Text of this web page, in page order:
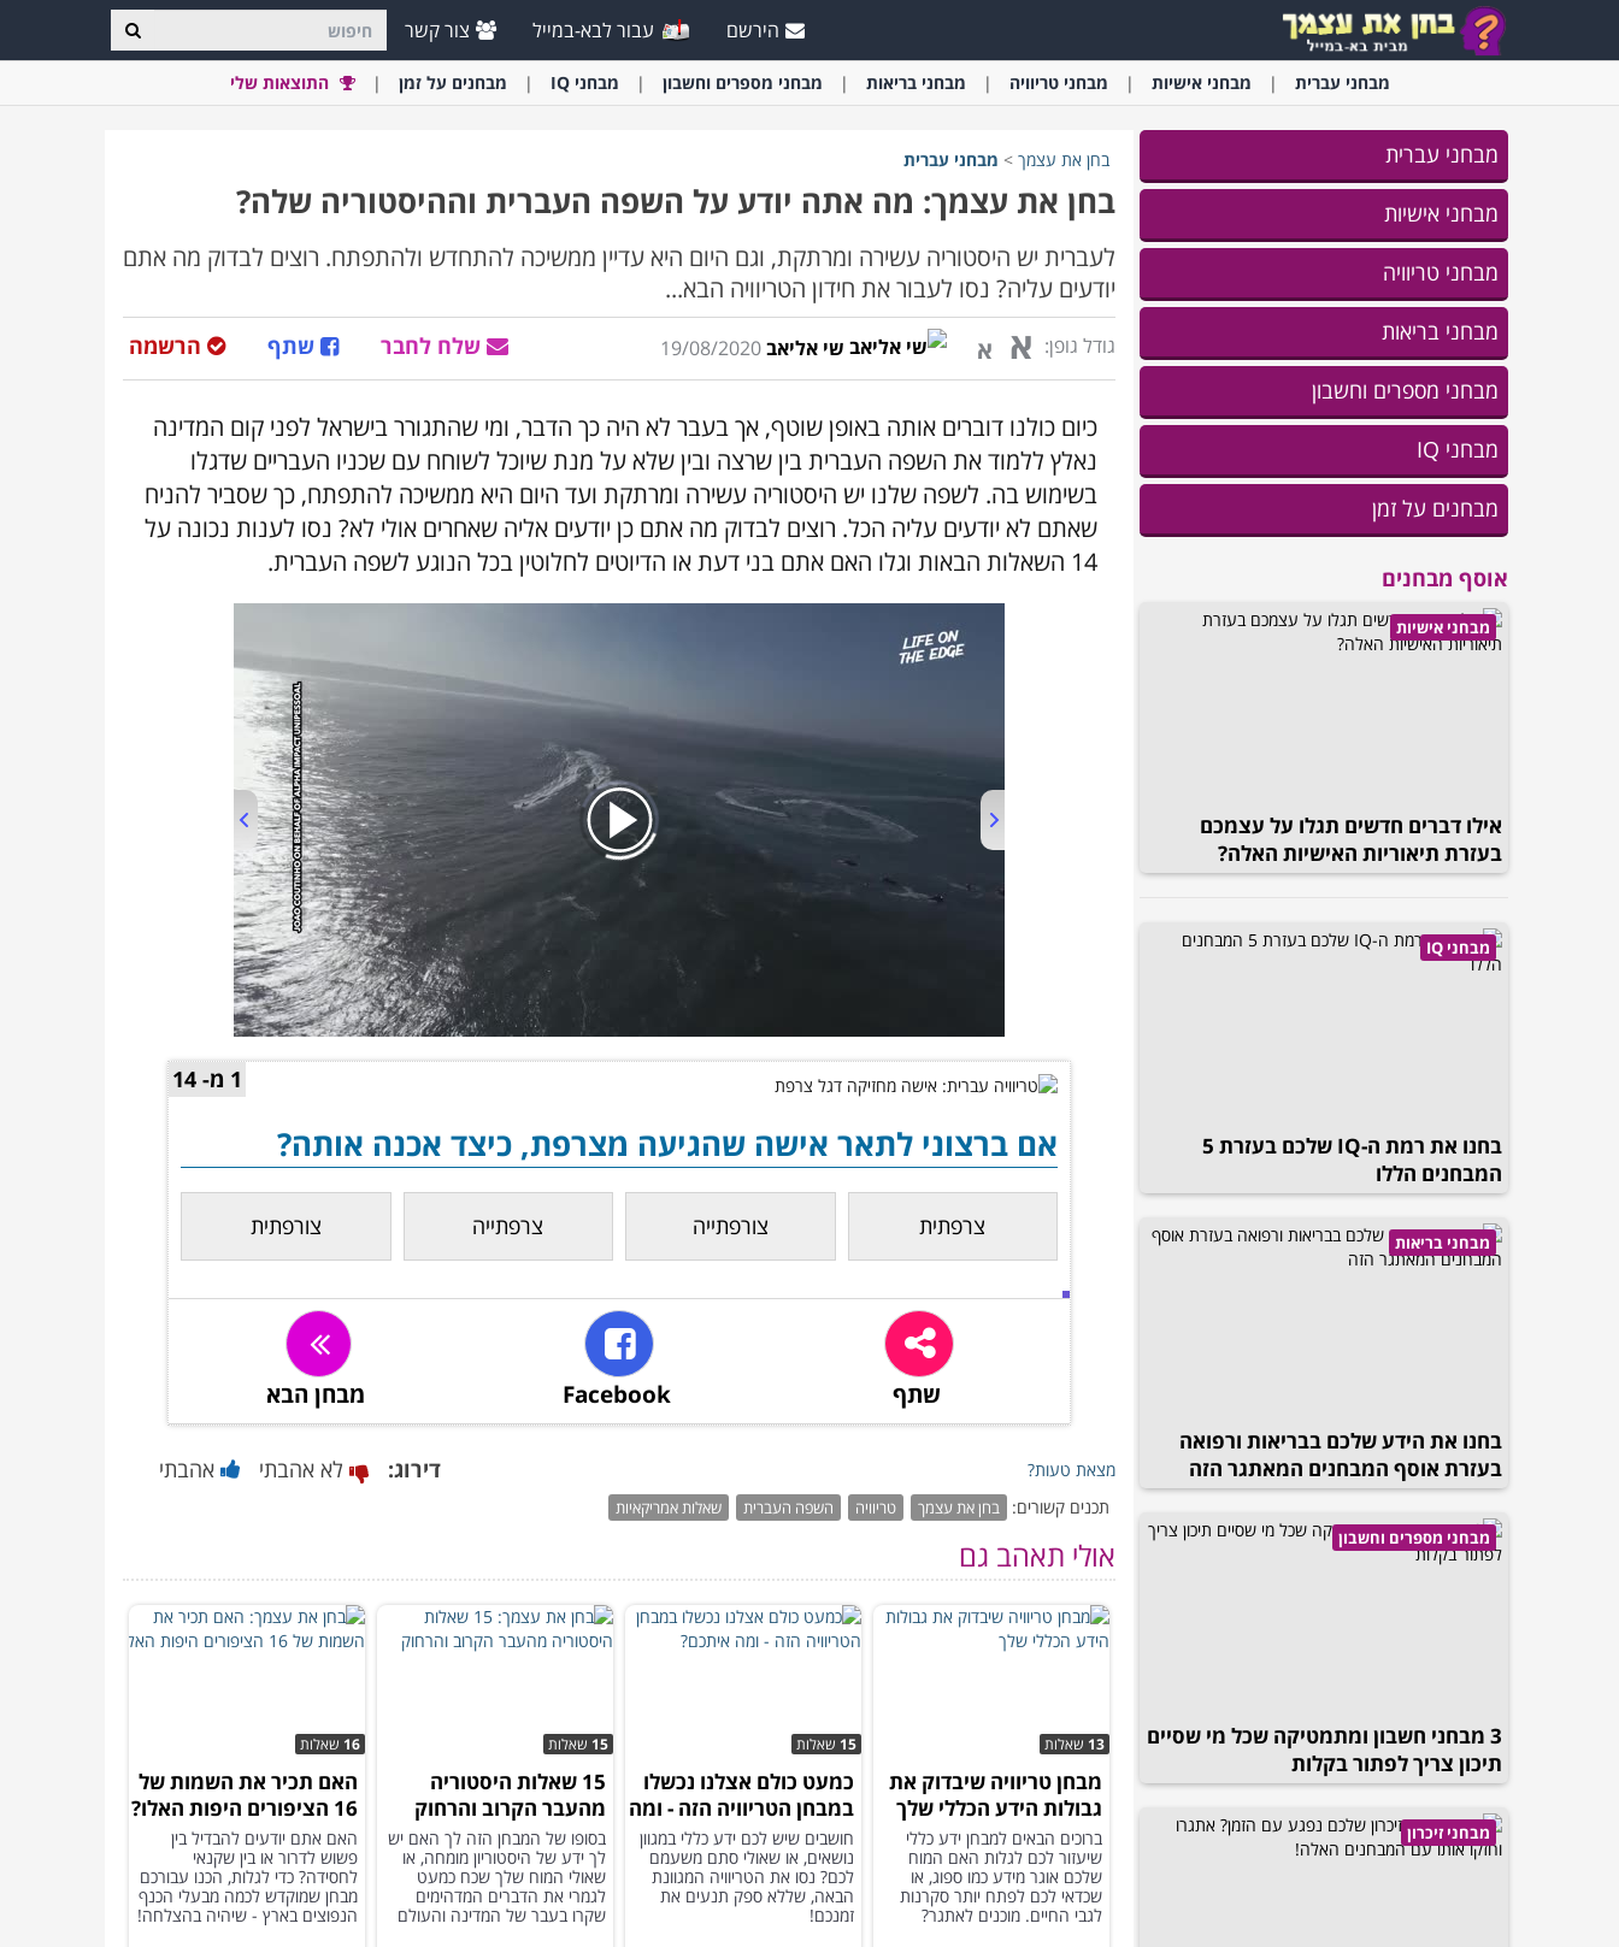
הירשם עבור לבא-במייל צור קשר
מבחני עברית מבחני אישיות מבחני טריוויה מבחני בריאות מבחני מספרים וחשבון מבחני IQ מבחנים על זמן התוצאות שלי
מבחני עברית
מבחני אישיות
מבחני טריוויה
מבחני בריאות
מבחני מספרים וחשבון
מבחני IQ
מבחנים על זמן
אוסף מבחנים
מבחני אישיות
אילו דברים חדשים תגלו על עצמכם
בעזרת תיאוריות האישיות האלה?
מבחני IQ
בחנו את רמת ה-IQ שלכם בעזרת 5
המבחנים הללו
מבחני בריאות
בחנו את הידע שלכם בבריאות ורפואה
בעזרת אוסף המבחנים המאתגר הזה
מבחני מספרים וחשבון
3 מבחני חשבון ומתמטיקה שכל מי שסיים
תיכון צריך לפתור בקלות
מבחני זיכרון
בחן את עצמך > מבחני עברית
בחן את עצמך: מה אתה יודע על השפה העברית וההיסטוריה שלה?
לעברית יש היסטוריה עשירה ומרתקת, וגם היום היא עדיין ממשיכה להתחדש ולהתפתח. רוצים לבדוק מה אתם
יודעים עליה? נסו לעבור את חידון הטריוויה הבא...
גודל גופן: א א שי אליאב19/08/2020 הרשמה שתף שלח לחבר
כיום כולנו דוברים אותה באופן שוטף, אך בעבר לא היה כך הדבר, ומי שהתגורר בישראל לפני קום המדינה
נאלץ ללמוד את השפה העברית בין שרצה ובין שלא על מנת שיוכל לשוחח עם שכניו העבריים שדגלו
בשימוש בה. לשפה שלנו יש היסטוריה עשירה ומרתקת ועד היום היא ממשיכה להתפתח, כך שסביר להניח
שאתם לא יודעים עליה הכל. רוצים לבדוק מה אתם כן יודעים אליה שאחרים אולי לא? נסו לענות נכונה על
14 השאלות הבאות וגלו האם אתם בני דעת או הדיוטים לחלוטין בכל הנוגע לשפה העברית.
00:00/01:37
1 מ- 14
אם ברצוני לתאר אישה שהגיעה מצרפת, כיצד אכנה אותה?
צרפתית צורפתייה צרפתייה צורפתית
שתף Facebook מבחן הבא
מצאת טעות? דירוג: לא אהבתי אהבתי
תכנים קשורים: בחן את עצמך טריוויה השפה העברית שאלות אמריקאיות
אולי תאהב גם
13 שאלות
מבחן טריוויה שיבדוק את
גבולות הידע הכללי שלך
ברוכים הבאים למבחן ידע כללי
שיעזור לכם לגלות האם המוח
שלכם אוגר מידע כמו ספוג, או
שכדאי לכם לפתח יותר סקרנות
לגבי החיים. מוכנים לאתגר?
15 שאלות
כמעט כולם אצלנו נכשלו
במבחן הטריוויה הזה - ומה
איתכם?
חושבים שיש לכם ידע כללי במגוון
נושאים, או שאולי סתם משעמם
לכם? נסו את הטריוויה המגוונת
הבאה, שללא ספק תנעים את
זמנכם!
15 שאלות
15 שאלות היסטוריה
מהעבר הקרוב והרחוק
בסופו של המבחן הזה לך האם יש
לך ידע של היסטוריון מומחה, או
שאולי המוח שלך שכח כמעט
לגמרי את הדברים המדהימים
שקרו בעבר של המדינה והעולם
שלנו.
16 שאלות
האם תכיר את השמות של
16 הציפורים היפות האלו?
האם אתם יודעים להבדיל בין
פשוש לדרור או בין שקנאי
לחסידה? כדי לגלות, הכנו עבורכם
מבחן שמוקדש לכמה מבעלי הכנף
הנפוצים בארץ - שיהיה בהצלחה!